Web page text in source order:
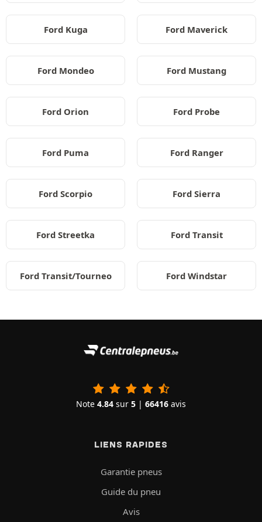
Ford Kuga Ford Maverick
Ford Mondeo Ford Mustang
Ford Orion Ford Probe
Ford Puma Ford Ranger
Ford Scorpio Ford Sierra
Ford Streetka Ford Transit
Ford Transit/Tourneo Ford Windstar
Note 4.84 sur 5 | 66416 avis
LIENS RAPIDES
Garantie pneus
Guide du pneu
Avis